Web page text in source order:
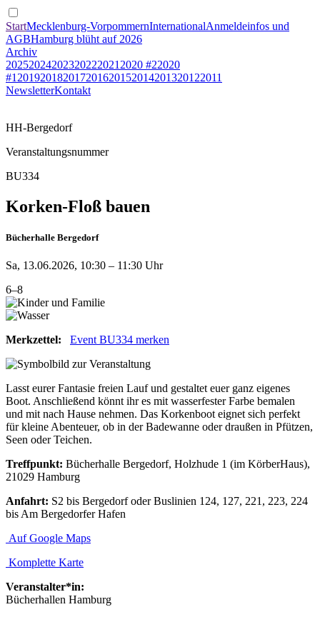
StartMecklenburg-VorpommernInternationalAnmeldeinfos und
AGBHamburg blüht auf 2026
Archiv
20252024202320222021 2020 #22020
#1 201920182017201620152014201320122011
NewsletterKontakt
HH-Bergedorf
Veranstaltungsnummer
BU334
Korken-Floß bauen
Bücherhalle Bergedorf
Sa, 13.06.2026, 10:30 – 11:30 Uhr
6–8
Merkzettel: Event BU334 merken
Lasst eurer Fantasie freien Lauf und gestaltet euer ganz eigenes
Boot. Anschließend könnt ihr es mit wasserfester Farbe bemalen
und mit nach Hause nehmen. Das Korkenboot eignet sich perfekt
für kleine Abenteuer, ob in der Badewanne oder draußen in Pfützen,
Seen oder Teichen.
Treffpunkt: Bücherhalle Bergedorf, Holzhude 1 (im KörberHaus),
21029 Hamburg
Anfahrt: S2 bis Bergedorf oder Buslinien 124, 127, 221, 223, 224
bis Am Bergedorfer Hafen
Auf Google Maps
Komplette Karte
Veranstalter*in:
Bücherhallen Hamburg